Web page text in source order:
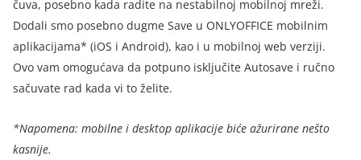
čuva, posebno kada radite na nestabilnoj mobilnoj mreži.
Dodali smo posebno dugme Save u ONLYOFFICE mobilnim
aplikacijama* (iOS i Android), kao i u mobilnoj web verziji.
Ovo vam omogućava da potpuno isključite Autosave i ručno
sačuvate rad kada vi to želite.
*Napomena: mobilne i desktop aplikacije biće ažurirane nešto
kasnije.